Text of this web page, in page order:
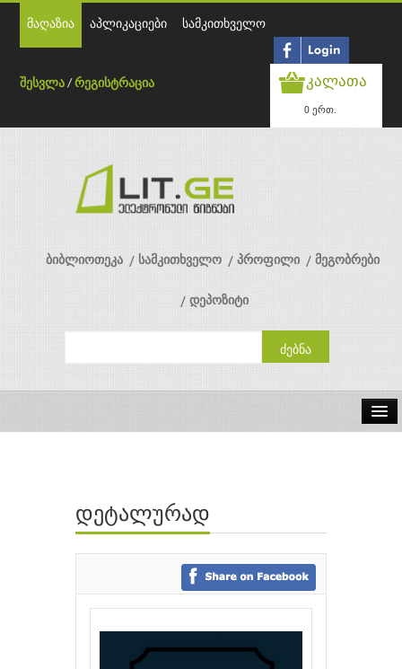
მაღაზია აპლიკაციები სამკითხველო
შესვლა /რეგისტრაცია კალათა
0 ერთ.
ბიბლიოთეკა სამკითხველო პროფილი მეგობრები
დეპოზიტი
ავტორები
გამომცემლობები
დეტალურად